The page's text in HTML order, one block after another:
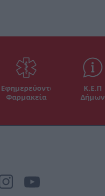
Εφημερεύοντα
Φαρμακεία
Κ.Ε.Π
Δήμων